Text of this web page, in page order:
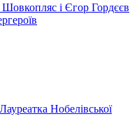
і Єгор Гордєєв
Нобелівської